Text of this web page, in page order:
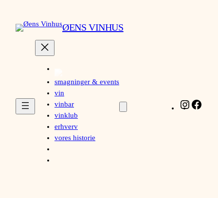
content
ØENS VINHUS
smagninger & events
vin
vinbar
vinklub
erhverv
vores historie